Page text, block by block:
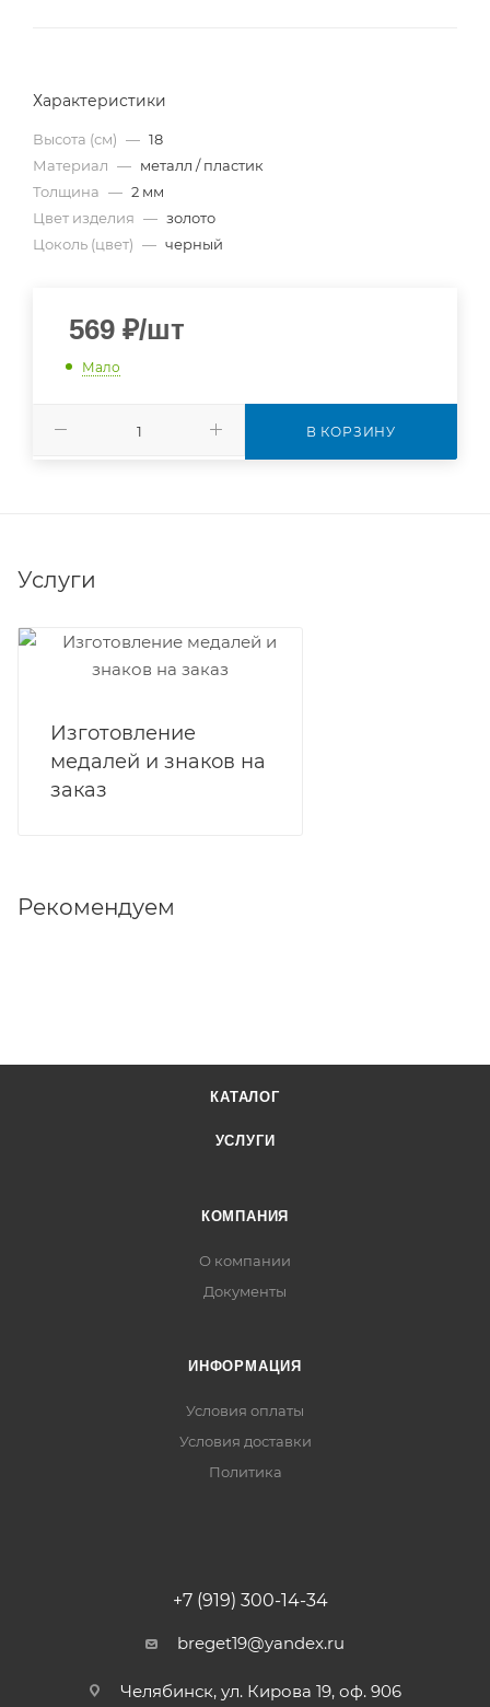
Характеристики
Высота (см) — 18
Материал — металл / пластик
Толщина — 2 мм
Цвет изделия — золото
Цоколь (цвет) — черный
569 ₽/шт
Мало
В КОРЗИНУ
Услуги
Изготовление
медалей и знаков на
заказ
Рекомендуем
КАТАЛОГ
УСЛУГИ
КОМПАНИЯ
О компании
Документы
ИНФОРМАЦИЯ
Условия оплаты
Условия доставки
Политика
+7 (919) 300-14-34
breget19@yandex.ru
Челябинск, ул. Кирова 19, оф. 906